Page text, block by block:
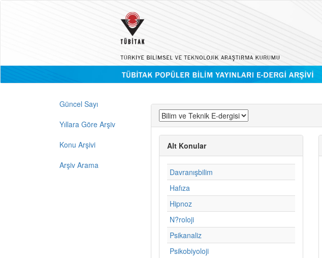
Güncel Sayı
Yıllara Göre Arşiv
Konu Arşivi
Arşiv Arama
Alt Konular
Davranışbilim
Hafıza
Hipnoz
N?roloji
Psikanaliz
Psikobiyoloji